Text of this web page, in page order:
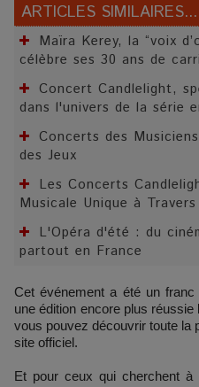
ARTICLES SIMILAIRES...
Maïra Kerey, la “voix
célèbre ses 30 ans de
Concert Candlelight,
dans l'univers de la série
Concerts des
des Jeux
Les Concerts
Musicale Unique à
L'Opéra d'été : du
partout en France
Cet événement a été un franc succès, laissant déjà présager
une édition encore plus
vous pouvez découvrir toute la
site officiel.
Et pour ceux qui cherchent à